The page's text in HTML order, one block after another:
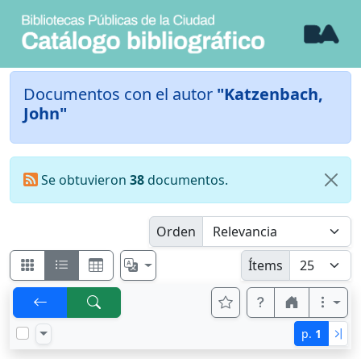
Documentos con el autor "Katzenbach,
John"
Se obtuvieron 38documentos.
Orden
Ítems
p. 1